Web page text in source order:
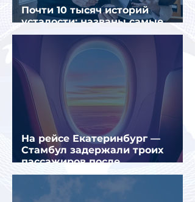
Почти 10 тысяч историй
усталости: названы самые
уставшие россияне
На рейсе Екатеринбург —
Стамбул задержали троих
пассажиров после
предполагаемой серии краж